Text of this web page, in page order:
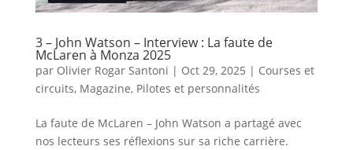
3 – John Watson – Interview : La faute de
McLaren à Monza 2025
par Olivier Rogar Santoni | Oct 29, 2025 | Courses et
circuits, Magazine, Pilotes et personnalités
La faute de McLaren – John Watson a partagé avec
nos lecteurs ses réflexions sur sa riche carrière.